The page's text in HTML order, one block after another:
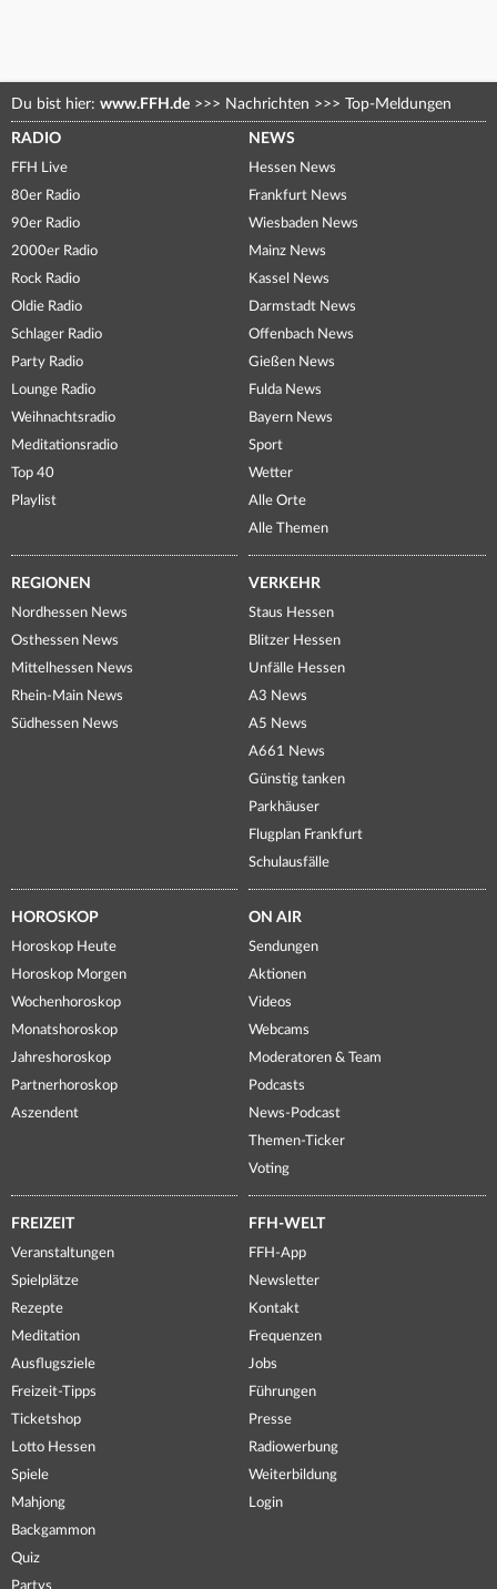
Du bist hier: www.FFH.de >>> Nachrichten >>> Top-Meldungen
RADIO
FFH Live
80er Radio
90er Radio
2000er Radio
Rock Radio
Oldie Radio
Schlager Radio
Party Radio
Lounge Radio
Weihnachtsradio
Meditationsradio
Top 40
Playlist
NEWS
Hessen News
Frankfurt News
Wiesbaden News
Mainz News
Kassel News
Darmstadt News
Offenbach News
Gießen News
Fulda News
Bayern News
Sport
Wetter
Alle Orte
Alle Themen
REGIONEN
Nordhessen News
Osthessen News
Mittelhessen News
Rhein-Main News
Südhessen News
VERKEHR
Staus Hessen
Blitzer Hessen
Unfälle Hessen
A3 News
A5 News
A661 News
Günstig tanken
Parkhäuser
Flugplan Frankfurt
Schulausfälle
HOROSKOP
Horoskop Heute
Horoskop Morgen
Wochenhoroskop
Monatshoroskop
Jahreshoroskop
Partnerhoroskop
Aszendent
ON AIR
Sendungen
Aktionen
Videos
Webcams
Moderatoren & Team
Podcasts
News-Podcast
Themen-Ticker
Voting
FREIZEIT
Veranstaltungen
Spielplätze
Rezepte
Meditation
Ausflugsziele
Freizeit-Tipps
Ticketshop
Lotto Hessen
Spiele
Mahjong
Backgammon
Quiz
Partys
FFH-WELT
FFH-App
Newsletter
Kontakt
Frequenzen
Jobs
Führungen
Presse
Radiowerbung
Weiterbildung
Login